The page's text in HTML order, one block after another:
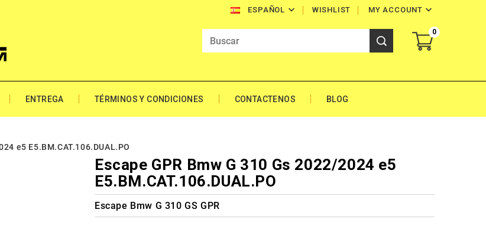
ESPAÑOL  MY ACCOUNT 
WISHLIST
0
ENTREGA TÉRMINOS Y CONDICIONES CONTACTENOS BLOG
e5 E5.BM.CAT.106.DUAL.PO
Escape GPR Bmw G 310 Gs 2022/2024 e5
E5.BM.CAT.106.DUAL.PO
Escape Bmw G 310 GS GPR